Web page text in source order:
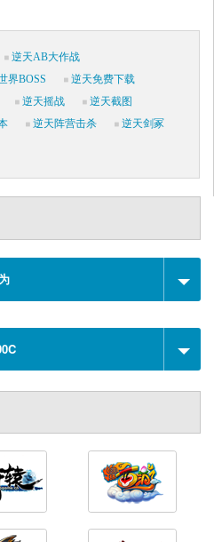
逆天AB大作战
界BOSS
逆天免费下载
逆天摇战
逆天截图
逆天阵营击杀
逆天剑冢